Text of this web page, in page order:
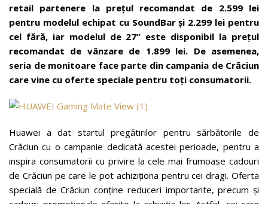
retail partenere la prețul recomandat de 2.599 lei
pentru modelul echipat cu SoundBar și 2.299 lei pentru
cel fără, iar modelul de 27” este disponibil la prețul
recomandat de vânzare de 1.899 lei. De asemenea,
seria de monitoare face parte din campania de Crăciun
care vine cu oferte speciale pentru toți consumatorii.
Huawei a dat startul pregătirilor pentru sărbătorile de
Crăciun cu o campanie dedicată acestei perioade, pentru a
inspira consumatorii cu privire la cele mai frumoase cadouri
de Crăciun pe care le pot achiziționa pentru cei dragi. Oferta
specială de Crăciun conține reduceri importante, precum și